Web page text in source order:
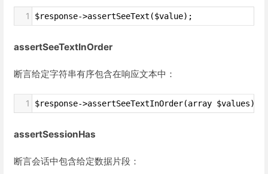
1 $response->assertSeeText($value);
assertSeeTextInOrder
断言给定字符串有序包含在响应文本中：
1 $response->assertSeeTextInOrder(array $values);
assertSessionHas
断言会话中包含给定数据片段：